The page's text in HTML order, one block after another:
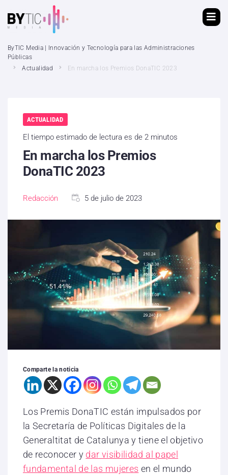
ByTIC Media | Innovación y Tecnología para las Administraciones
Públicas
Actualidad
En marcha los Premios DonaTIC 2023
ACTUALIDAD
El tiempo estimado de lectura es de 2 minutos
En marcha los Premios
DonaTIC 2023
Redacción 5 de julio de 2023
Comparte la noticia
Los Premis DonaTIC están impulsados ​​por
la Secretaría de Políticas Digitales de la
Generaltitat de Catalunya y tiene el objetivo
de reconocer y dar visibilidad al papel
fundamental de las mujeres en el mundo